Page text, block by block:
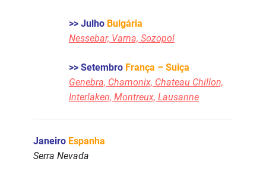
>> Julho Bulgária
Nessebar, Varna, Sozopol
>> Setembro França – Suiça
Genebra, Chamonix, Chateau Chillon,
Interlaken, Montreux, Lausanne
Janeiro Espanha
Serra Nevada